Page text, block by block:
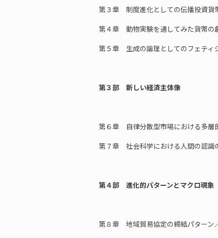
第３章 制度進化としての伝播投資貨
第４章 動物実験を通してみた貨幣の
第５章 生成の論理としてのフェティ
第３部 新しい経済主体像
第６章 自律分散型市場における多層
第７章 社会科学における人間の認識
第４部 進化的パターンとマクロ現象
第８章 地域貿易協定の締結パターン